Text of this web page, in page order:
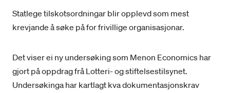
Statlege tilskotsordningar blir opplevd som mest
krevjande å søke på for frivillige organisasjonar.
Det viser ei ny undersøking som Menon Economics har
gjort på oppdrag frå Lotteri- og stiftelsestilsynet.
Undersøkinga har kartlagt kva dokumentasjonskrav